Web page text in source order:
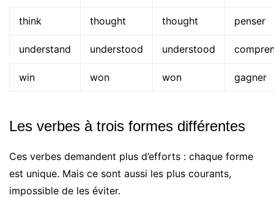
think thought thought penser
understand understood understood
win won won gagner
Les verbes à trois formes différentes
Ces verbes demandent plus d’efforts : chaque forme
est unique. Mais ce sont aussi les plus courants,
impossible de les éviter.